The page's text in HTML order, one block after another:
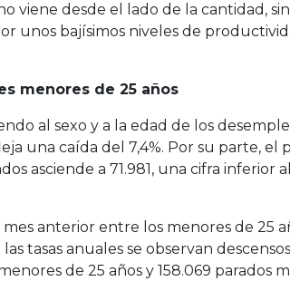
viene desde el lado de la cantidad,
unos bajísimos niveles de
menores de 25 años
al sexo y a la edad de los
una caída del 7,4%. Por su parte, el
asciende a 71.981, una cifra
anterior entre los menores de 25
tasas anuales se observan
de 25 años y 158.069 parados